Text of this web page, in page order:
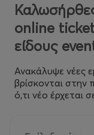
online
είδους
Ανακάλυψε νέες
βρίσκονται στην
ό,τι νέο έρχεται